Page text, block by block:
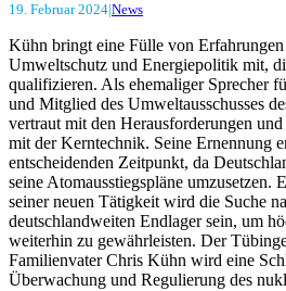
19. Februar 2024|News
Kühn bringt eine Fülle von
Umweltschutz und Energiepolitik mit,
qualifizieren. Als ehemaliger Sprecher
und Mitglied des Umweltausschusses
vertraut mit den Herausforderungen
mit der Kerntechnik. Seine Ernennung
entscheidenden Zeitpunkt, da
seine Atomausstiegspläne umzusetzen.
seiner neuen Tätigkeit wird die Suche
deutschlandweiten Endlager sein, um
weiterhin zu gewährleisten. Der
Familienvater Chris Kühn wird eine
Überwachung und Regulierung des